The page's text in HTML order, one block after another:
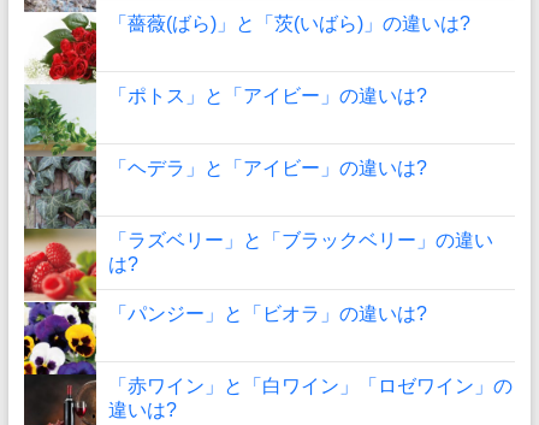
「薔薇(ばら)」と「茨(いばら)」の違いは?
「ポトス」と「アイビー」の違いは?
「ヘデラ」と「アイビー」の違いは?
「ラズベリー」と「ブラックベリー」の違い
は?
「パンジー」と「ビオラ」の違いは?
「赤ワイン」と「白ワイン」「ロゼワイン」の
違いは?